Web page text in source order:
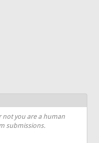
not you are a human
submissions.